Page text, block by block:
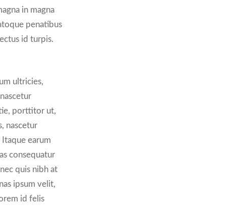
in magna
penatibus
id turpis.
ultricies,
porttitor ut,
nascetur
earum
consequatur
quis nibh at
ipsum velit,
id felis